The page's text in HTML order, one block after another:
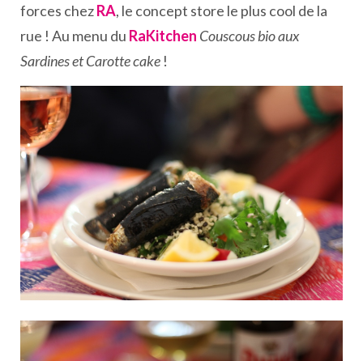
forces chezRA, le concept store le plus cool de la
rue ! Au menu du RaKitchen Couscous bio aux
Sardines et Carotte cake !